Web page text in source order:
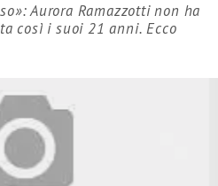
Aurora Ramazzotti non ha
così i suoi 21 anni. Ecco